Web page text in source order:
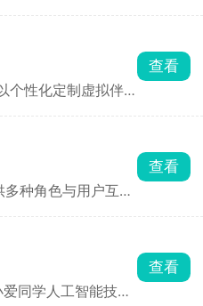
智能体，可 7×24
、下单，覆盖
、亚马逊等 100
图生视频、知
商多店、店群与直
个性化定制虚拟伴
。而且角色还具有
间对话也不会偏离
都有温度、有记
查看
种角色与用户互动
个性化设置，打造
功能上支持导入文
对话，若聊天偏离
录，玩法灵活自
查看
同学人工智能技术
查看